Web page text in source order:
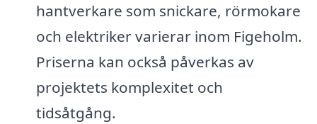
hantverkare som snickare, rörmokare
och elektriker varierar inom Figeholm.
Priserna kan också påverkas av
projektets komplexitet och
tidsåtgång.